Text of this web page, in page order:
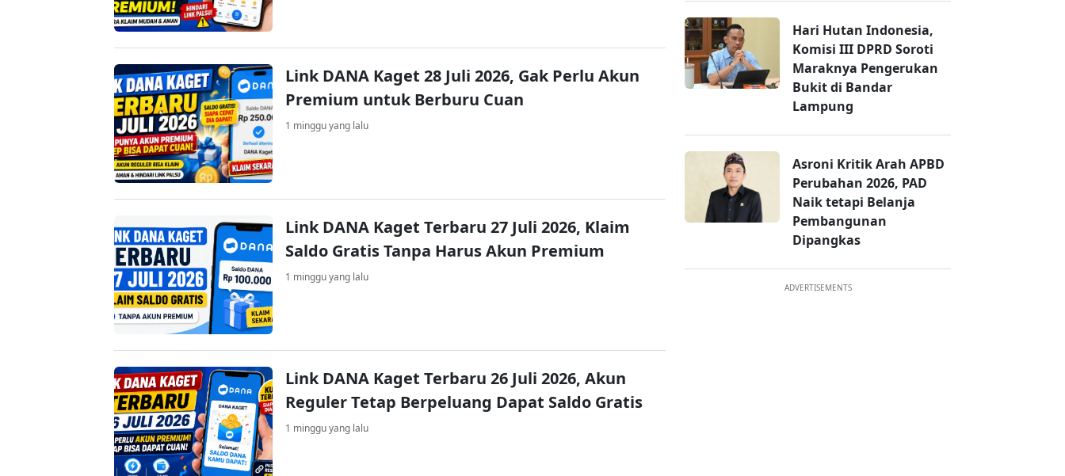
Link DANA Kaget 28 Juli 2026, Gak Perlu Akun
Premium untuk Berburu Cuan
1 minggu yang lalu
Link DANA Kaget Terbaru 27 Juli 2026, Klaim
Saldo Gratis Tanpa Harus Akun Premium
1 minggu yang lalu
Link DANA Kaget Terbaru 26 Juli 2026, Akun
Reguler Tetap Berpeluang Dapat Saldo Gratis
1 minggu yang lalu
Hari Hutan Indonesia,
Komisi III DPRD Soroti
Maraknya Pengerukan
Bukit di Bandar
Lampung
Asroni Kritik Arah APBD
Perubahan 2026, PAD
Naik tetapi Belanja
Pembangunan
Dipangkas
ADVERTISEMENTS